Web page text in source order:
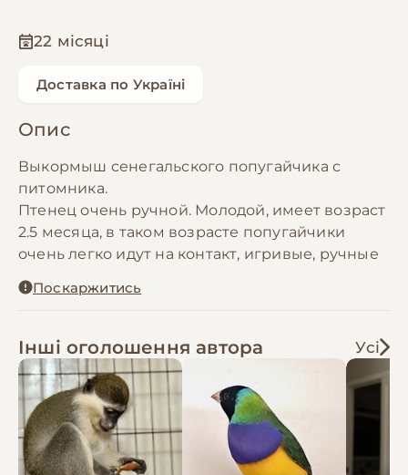
22 місяці
Доставка по Україні
Опис
Выкормыш сенегальского попугайчика с
питомника.
Птенец очень ручной. Молодой, имеет возраст
2.5 месяца, в таком возрасте попугайчики
очень легко идут на контакт, игривые, ручные
Поскаржитись
Інші оголошення автора Усі